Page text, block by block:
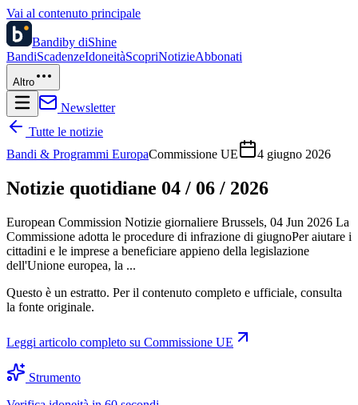
Vai al contenuto principale
Bandiby diShine
BandiScadenzeIdoneitàScopriNotizieAbbonati
Altro
Newsletter
Tutte le notizie
Bandi & Programmi EuropaCommissione UE 4 giugno 2026
Notizie quotidiane 04 / 06 / 2026
European Commission Notizie giornaliere Brussels, 04 Jun 2026 La
Commissione adotta le procedure di infrazione di giugnoPer aiutare i
cittadini e le imprese a beneficiare appieno della legislazione
dell'Unione europea, la ...
Questo è un estratto. Per il contenuto completo e ufficiale, consulta
la fonte originale.
Leggi articolo completo su Commissione UE
Strumento